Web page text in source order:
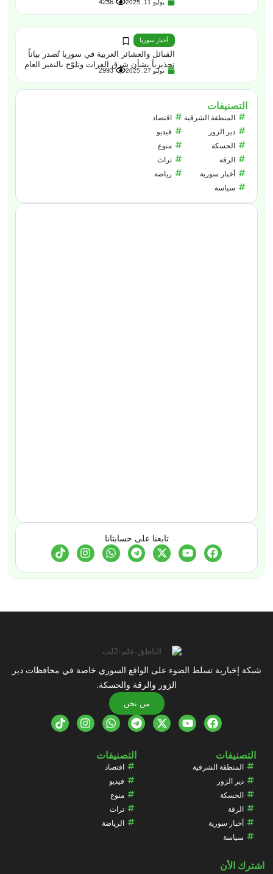
يوليو 11, 2025 4236
أخبار سوريا
القبائل والعشائر العربية في سوريا تُصدر بياناً
تحذيرياً بشأن شرق الفرات وتلوّح بالنفير العام
يوليو 27, 2025 2993
التصنيفات
المنطقة الشرقية
دير الزور
الحسكة
الرقة
أخبار سورية
سياسة
اقتصاد
فيديو
منوع
تراث
رياضة
تابعنا على حسابتانا
شبكة إخبارية تسلط الضوء على الواقع السوري خاصة في محافظات دير
الزور والرقة والحسكة.
من نحن
التصنيفات
المنطقة الشرقية
دير الزور
الحسكة
الرقة
أخبار سورية
سياسة
التصنيفات
اقتصاد
فيديو
منوع
تراث
الرياضة
اشترك الأن